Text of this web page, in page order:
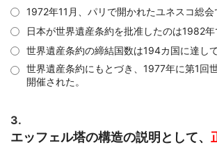
1972年11月、パリで開かれたユネスコ総会
日本が世界遺産条約を批准したのは1982年
世界遺産条約の締結国数は194カ国に達して
世界遺産条約にもとづき、1977年に第1回
開催された。
3.
エッフェル塔の構造の説明として、